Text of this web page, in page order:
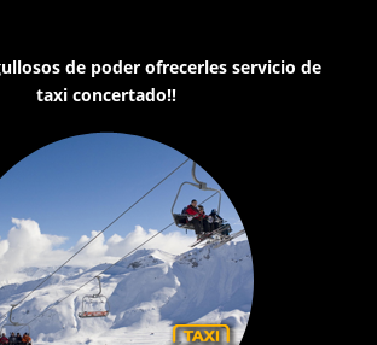
de poder ofrecerles servicio de
taxi concertado!!